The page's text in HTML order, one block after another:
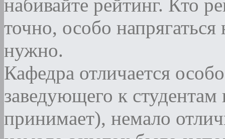
набивайте рейтинг. Кто
точно, особо
нужно.
Кафедра отличается
заведующего к
принимает), немало